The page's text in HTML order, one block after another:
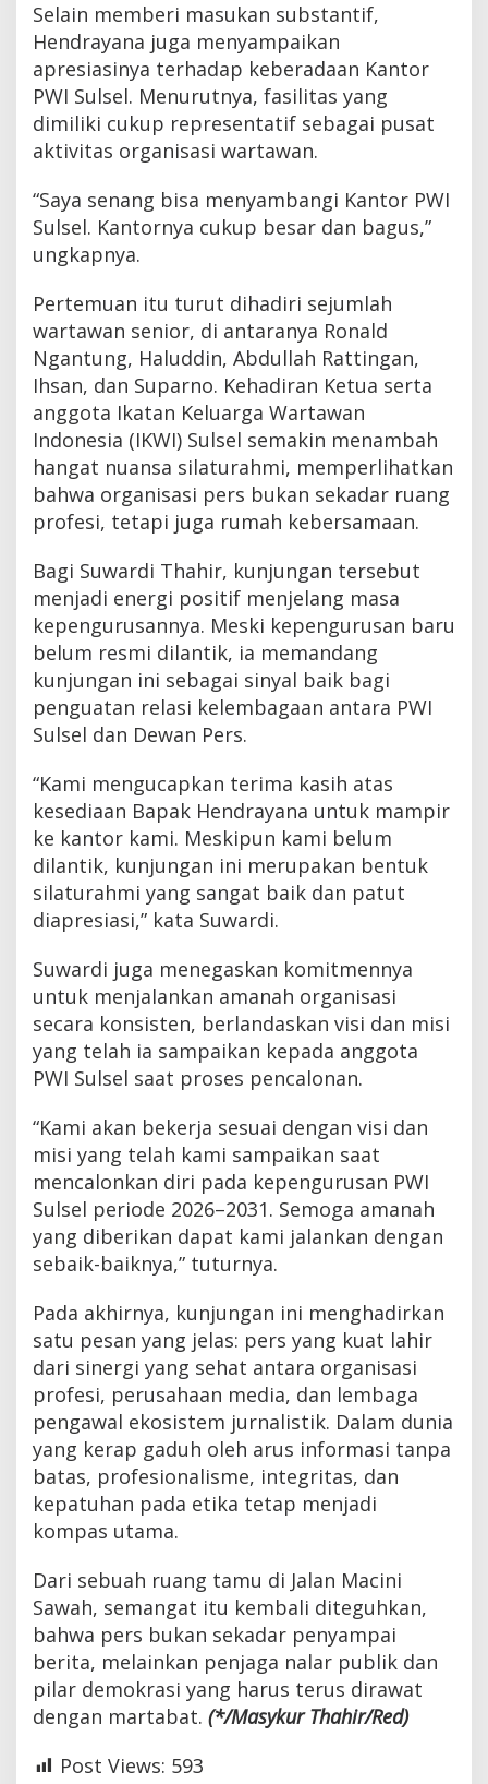
Selain memberi masukan substantif,
Hendrayana juga menyampaikan
apresiasinya terhadap keberadaan Kantor
PWI Sulsel. Menurutnya, fasilitas yang
dimiliki cukup representatif sebagai pusat
aktivitas organisasi wartawan.
“Saya senang bisa menyambangi Kantor PWI
Sulsel. Kantornya cukup besar dan bagus,”
ungkapnya.
Pertemuan itu turut dihadiri sejumlah
wartawan senior, di antaranya Ronald
Ngantung, Haluddin, Abdullah Rattingan,
Ihsan, dan Suparno. Kehadiran Ketua serta
anggota Ikatan Keluarga Wartawan
Indonesia (IKWI) Sulsel semakin menambah
hangat nuansa silaturahmi, memperlihatkan
bahwa organisasi pers bukan sekadar ruang
profesi, tetapi juga rumah kebersamaan.
Bagi Suwardi Thahir, kunjungan tersebut
menjadi energi positif menjelang masa
kepengurusannya. Meski kepengurusan baru
belum resmi dilantik, ia memandang
kunjungan ini sebagai sinyal baik bagi
penguatan relasi kelembagaan antara PWI
Sulsel dan Dewan Pers.
“Kami mengucapkan terima kasih atas
kesediaan Bapak Hendrayana untuk mampir
ke kantor kami. Meskipun kami belum
dilantik, kunjungan ini merupakan bentuk
silaturahmi yang sangat baik dan patut
diapresiasi,” kata Suwardi.
Suwardi juga menegaskan komitmennya
untuk menjalankan amanah organisasi
secara konsisten, berlandaskan visi dan misi
yang telah ia sampaikan kepada anggota
PWI Sulsel saat proses pencalonan.
“Kami akan bekerja sesuai dengan visi dan
misi yang telah kami sampaikan saat
mencalonkan diri pada kepengurusan PWI
Sulsel periode 2026–2031. Semoga amanah
yang diberikan dapat kami jalankan dengan
sebaik-baiknya,” tuturnya.
Pada akhirnya, kunjungan ini menghadirkan
satu pesan yang jelas: pers yang kuat lahir
dari sinergi yang sehat antara organisasi
profesi, perusahaan media, dan lembaga
pengawal ekosistem jurnalistik. Dalam dunia
yang kerap gaduh oleh arus informasi tanpa
batas, profesionalisme, integritas, dan
kepatuhan pada etika tetap menjadi
kompas utama.
Dari sebuah ruang tamu di Jalan Macini
Sawah, semangat itu kembali diteguhkan,
bahwa pers bukan sekadar penyampai
berita, melainkan penjaga nalar publik dan
pilar demokrasi yang harus terus dirawat
dengan martabat. (*/Masykur Thahir/Red)
Post Views: 593